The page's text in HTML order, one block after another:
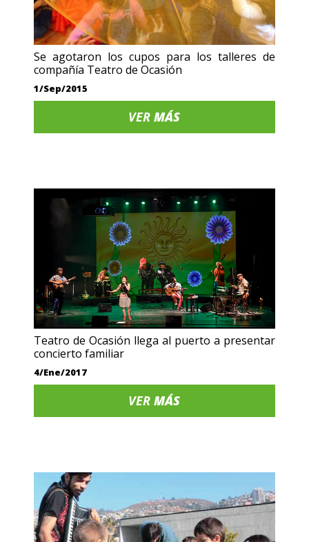
Se agotaron los cupos para los talleres de
compañía Teatro de Ocasión
1/Sep/2015
VERMÁS
Teatro de Ocasión llega al puerto a presentar
concierto familiar
4/Ene/2017
VERMÁS